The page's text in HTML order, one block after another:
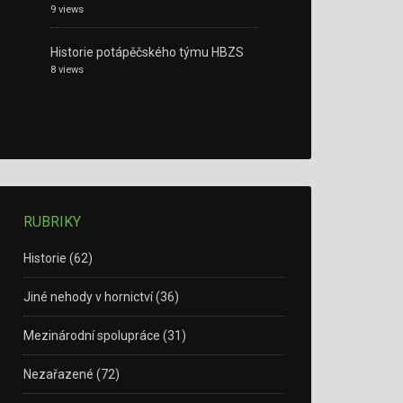
9 views
Historie potápěčského týmu HBZS
8 views
RUBRIKY
Historie (62)
Jiné nehody v hornictví(36)
Mezinárodní spolupráce (31)
Nezařazené (72)